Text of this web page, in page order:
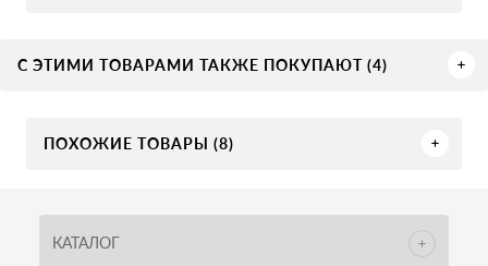
С ЭТИМИ ТОВАРАМИ ТАКЖЕ ПОКУПАЮТ (4)
ПОХОЖИЕ ТОВАРЫ (8)
КАТАЛОГ